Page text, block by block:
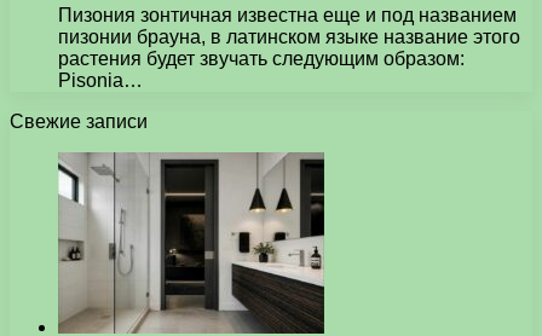
Пизония зонтичная известна еще и под названием
пизонии брауна, в латинском языке название этого
растения будет звучать следующим образом:
Pisonia…
Свежие записи